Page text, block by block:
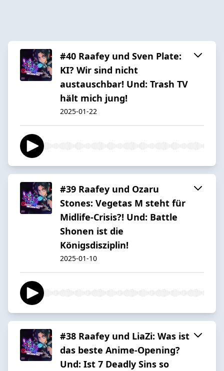
#40 Raafey und Sven Plate:
KI? Wir sind nicht
austauschbar! Und: Trash TV
hält mich jung!
2025-01-22
#39 Raafey und Ozaru
Stones: Vegetas M steht für
Midlife-Crisis?! Und: Battle
Shonen ist die
Königsdisziplin!
2025-01-10
#38 Raafey und LiaZi: Was ist
das beste Anime-Opening?
Und: Ist 7 Deadly Sins so